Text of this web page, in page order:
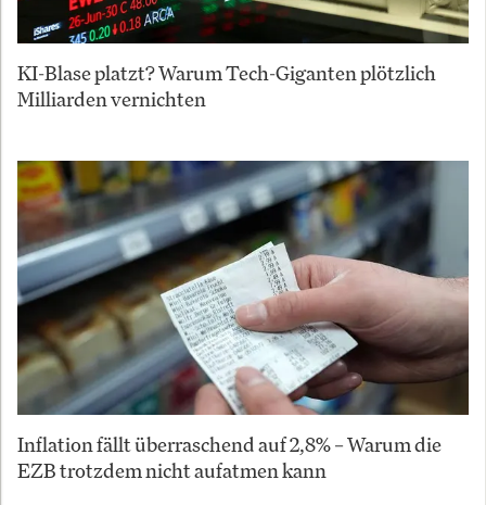
KI-Blase platzt? Warum Tech-Giganten plötzlich
Milliarden vernichten
Inflation fällt überraschend auf 2,8% – Warum die
EZB trotzdem nicht aufatmen kann